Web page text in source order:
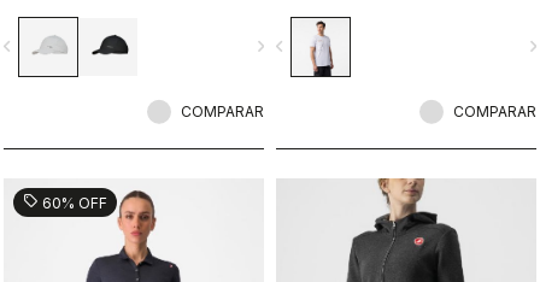
navigate_next
COMPARAR
colaboración con R-A/D.
navigate_before
COMPARAR
sell 60% OFF